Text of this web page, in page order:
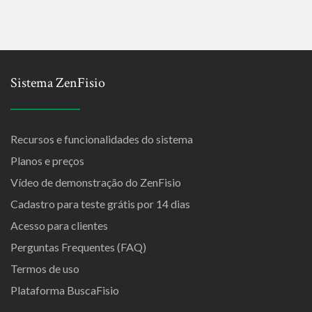
Sistema ZenFisio
Recursos e funcionalidades do sistema
Planos e preços
Vídeo de demonstração do ZenFisio
Cadastro para teste grátis por 14 dias
Acesso para clientes
Perguntas Frequentes (FAQ)
Termos de uso
Plataforma BuscaFisio